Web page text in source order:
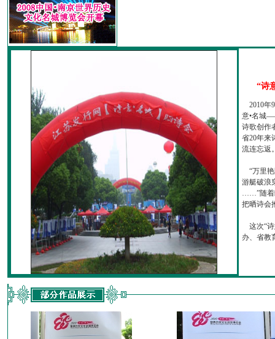
“诗
2010年
意•名城
诗歌创作
省20年来
流连忘返
“万里艳
游艇破浪
……”随着
把晒诗会
这次“诗
办、省教